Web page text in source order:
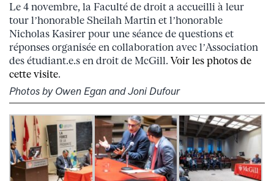
Le 4 novembre, la Faculté de droit a accueilli à leur
tour l’honorable Sheilah Martin et l’honorable
Nicholas Kasirer pour une séance de questions et
réponses organisée en collaboration avec l’Association
des étudiant.e.s en droit de McGill.Voir les photos de
cette visite.
Photos by Owen Egan and Joni Dufour